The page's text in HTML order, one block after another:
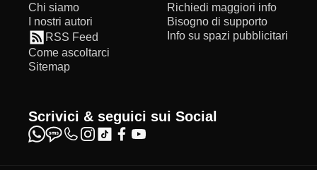
Chi siamo
I nostri autori
RSS Feed
Come ascoltarci
Sitemap
Richiedi maggiori info
Bisogno di supporto
Info su spazi pubblicitari
Scrivici & seguici sui Social